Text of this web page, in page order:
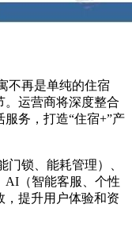
不再是单纯的住宿
。运营商将深度整合
务，打造“住宿+”产
门锁、能耗管理）、
AI（智能客服、个性
，提升用户体验和资